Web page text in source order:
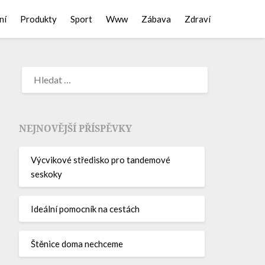
Produkty Sport Www Zábava Zdraví
NEJNOVĚJŠÍ PŘÍSPĚVKY
Výcvikové středisko pro tandemové
seskoky
Ideální pomocník na cestách
Štěnice doma nechceme